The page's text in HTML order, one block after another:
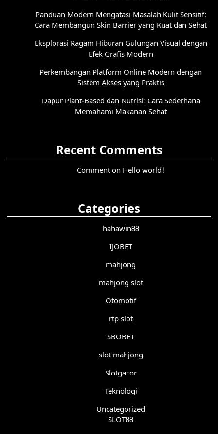
Panduan Modern Mengatasi Masalah Kulit Sensitif:
Cara Membangun Skin Barrier yang Kuat dan Sehat
Eksplorasi Ragam Hiburan Gulungan Visual dengan
Efek Grafis Modern
Perkembangan Platform Online Modern dengan
Sistem Akses yang Praktis
Dapur Plant-Based dan Nutrisi: Cara Sederhana
Memahami Makanan Sehat
Recent Comments
Comment on Hello world!
Categories
hahawin88
IJOBET
mahjong
mahjong slot
Otomotif
rtp slot
SBOBET
slot mahjong
Slotgacor
Teknologi
Uncategorized
SLOT88